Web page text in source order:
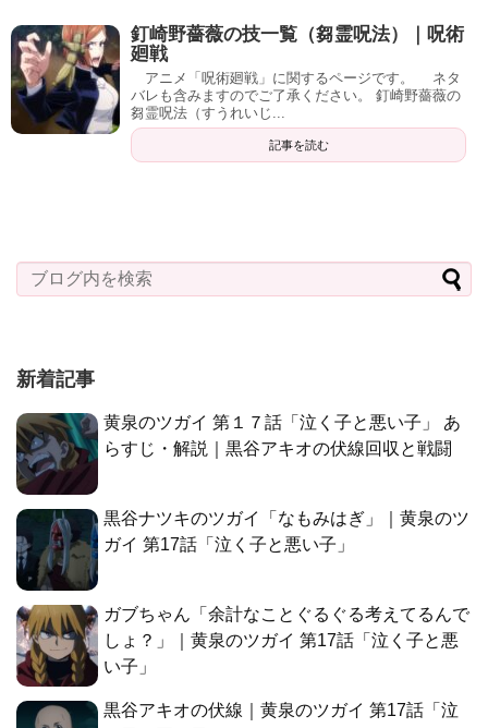
釘崎野薔薇の技一覧（芻霊呪法）｜呪術
廻戦
アニメ「呪術廻戦」に関するページです。 ネタ
バレも含みますのでご了承ください。 釘崎野薔薇の
芻霊呪法（すうれいじ...
記事を読む
新着記事
黄泉のツガイ 第１７話「泣く子と悪い子」 あ
らすじ・解説｜黒谷アキオの伏線回収と戦闘
黒谷ナツキのツガイ「なもみはぎ」｜黄泉のツ
ガイ 第17話「泣く子と悪い子」
ガブちゃん「余計なことぐるぐる考えてるんで
しょ？」｜黄泉のツガイ 第17話「泣く子と悪
い子」
黒谷アキオの伏線｜黄泉のツガイ 第17話「泣